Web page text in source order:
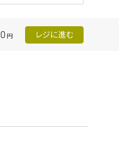
0 円 レジに進む